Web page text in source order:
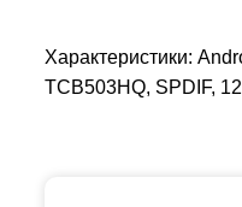
Характеристики:
TCB503HQ, SPDIF,